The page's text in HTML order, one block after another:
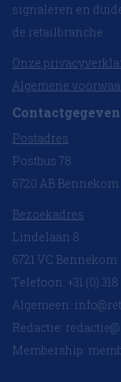
signaleren en
de retailbranche.
Onze
Algemene
Postadres
Postbus 78
6720 AB Bennekom
Bezoekadres
Lindelaan 8
6721 VC Bennekom
Telefoon: +31 (0) 318
Algemeen:
Redactie:
Membership: